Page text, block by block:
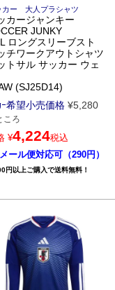
カー 大人プラシャツ
カージャンキー
JUNKY
ロングスリーブスト
チワークアウトシャツ
トサル サッカー ウェ
(SJ25D14)
ｰ希望小売価格 ¥5,280
ころ
¥4,224税込
ール便対応可（290円）
円以上ご購入で送料無料！